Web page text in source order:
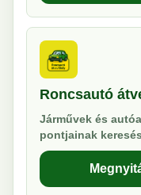
Roncsautó
Járművek és
pontjainak